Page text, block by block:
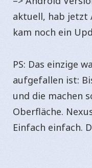
aktuell, hab jetzt
kam noch ein
PS: Das einzige
aufgefallen ist:
und die machen
Oberfläche.
Einfach einfach.